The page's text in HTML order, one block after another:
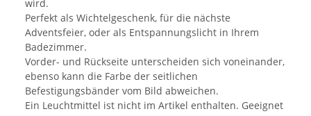
wird.
Perfekt als Wichtelgeschenk, für die nächste
Adventsfeier, oder als Entspannungslicht in Ihrem
Badezimmer.
Vorder- und Rückseite unterscheiden sich voneinander,
ebenso kann die Farbe der seitlichen
Befestigungsbänder vom Bild abweichen.
Ein Leuchtmittel ist nicht im Artikel enthalten. Geeignet